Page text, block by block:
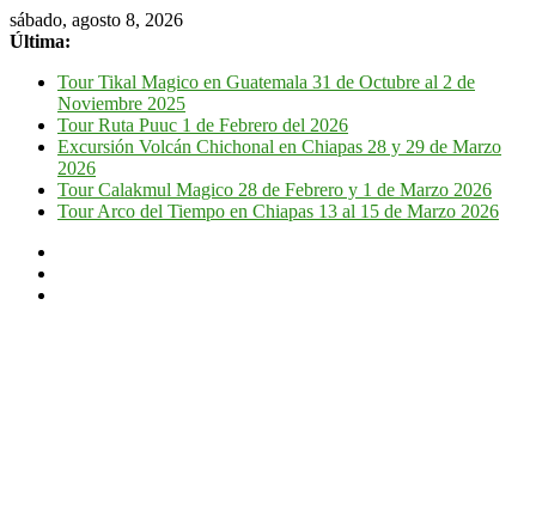
sábado, agosto 8, 2026
Última:
Tour Tikal Magico en Guatemala 31 de Octubre al 2 de
Noviembre 2025
Tour Ruta Puuc 1 de Febrero del 2026
Excursión Volcán Chichonal en Chiapas 28 y 29 de Marzo
2026
Tour Calakmul Magico 28 de Febrero y 1 de Marzo 2026
Tour Arco del Tiempo en Chiapas 13 al 15 de Marzo 2026